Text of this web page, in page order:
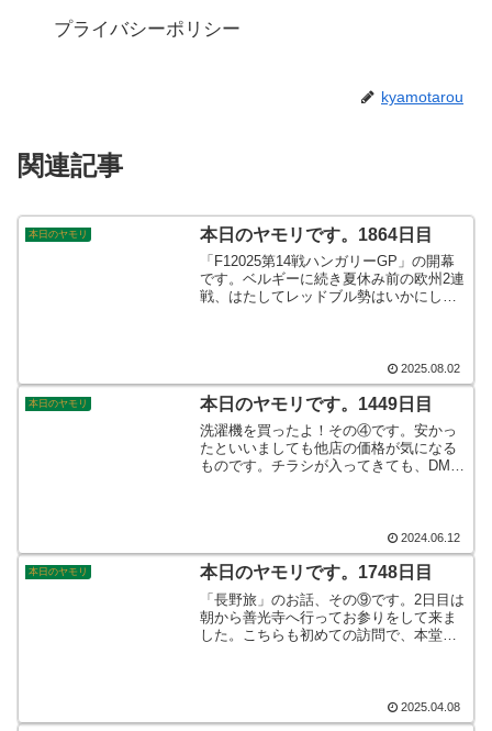
プライバシーポリシー
kyamotarou
関連記事
本日のヤモリ 本日のヤモリです。1864日目
「F12025第14戦ハンガリーGP」の開幕
です。ベルギーに続き夏休み前の欧州2連
戦、はたしてレッドブル勢はいかにして
ース展開で有名です。チャンスをモノに
出来るか角田裕毅！！そんなこんなで、
本日のヤモリです。
2025.08.02
本日のヤモリ 本日のヤモリです。1449日目
洗濯機を買ったよ！その④です。安かっ
たといいましても他店の価格が気になる
ものです。チラシが入ってきても、DMが
だと！！そんなこんなで、本日のヤモリ
です。
2024.06.12
本日のヤモリ 本日のヤモリです。1748日目
「長野旅」のお話、その⑨です。2日目は
朝から善光寺へ行ってお参りをして来ま
した。こちらも初めての訪問で、本堂の
なこんなで、本日のヤモリです。2025.04.08